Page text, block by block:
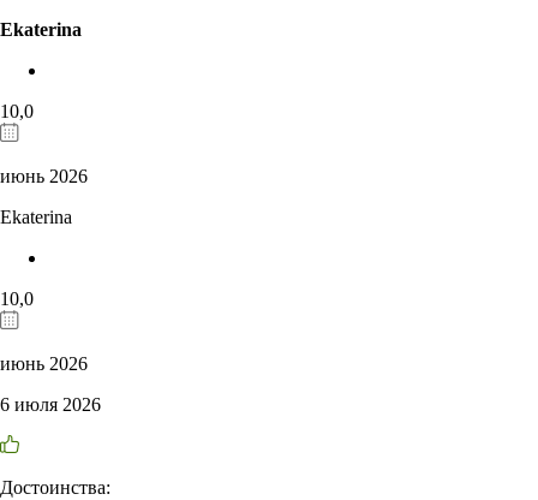
Ekaterina
10,0
июнь 2026
Ekaterina
10,0
июнь 2026
6 июля 2026
Достоинства: